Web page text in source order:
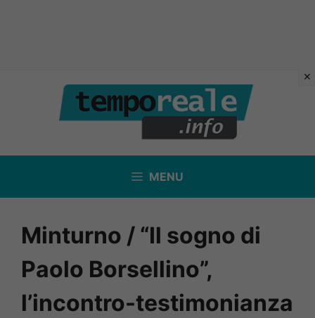
contenuto
MENU
Minturno / “Il sogno di
Paolo Borsellino”,
l’incontro-testimonianza